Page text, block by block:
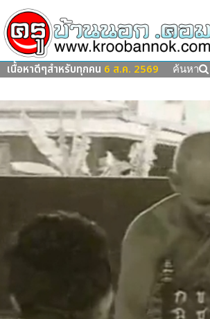
เนื้อหาดีๆสำหรับทุกคน 6 ส.ค. 2569 ค้นหา